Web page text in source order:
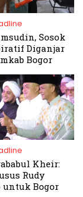
Sosok
Diganjar
Bogor
Kheir:
Rudy
untuk Bogor